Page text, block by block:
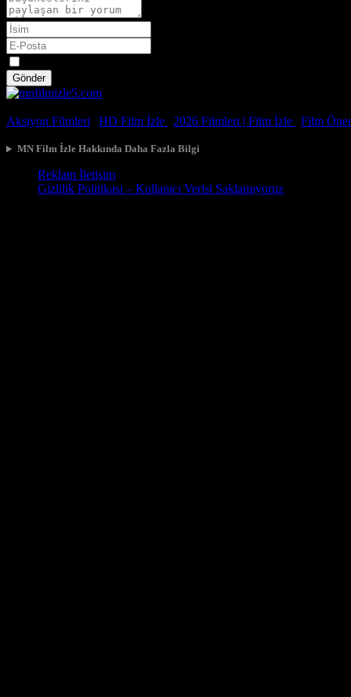
Gönder
Aksiyon Filmleri
HD Film İzle 2026 Filmleri | Film İzle Film
MN Film İzle Hakkında Daha Fazla Bilgi
Reklam İletişim
Gizlilik Politikası – Kullanıcı Verisi Saklamıyoruz